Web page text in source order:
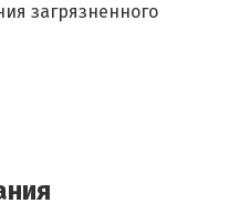
загрязненного